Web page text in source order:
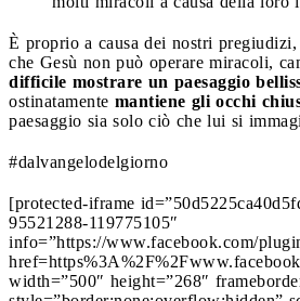
È proprio a causa dei nostri
che Gesù non può operare miracoli,
difficile mostrare un paesaggio
ostinatamente mantiene gli occhi
paesaggio sia solo ciò che lui si
#dalvangelodelgiorno
[protected-iframe
95521288-119775105″
info=”https://www.facebook.com/
width=”500″ height=”268″